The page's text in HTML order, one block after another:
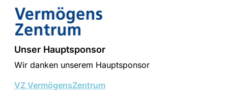
Unser Hauptsponsor
Wir danken unserem Hauptsponsor
VZ VermögensZentrum